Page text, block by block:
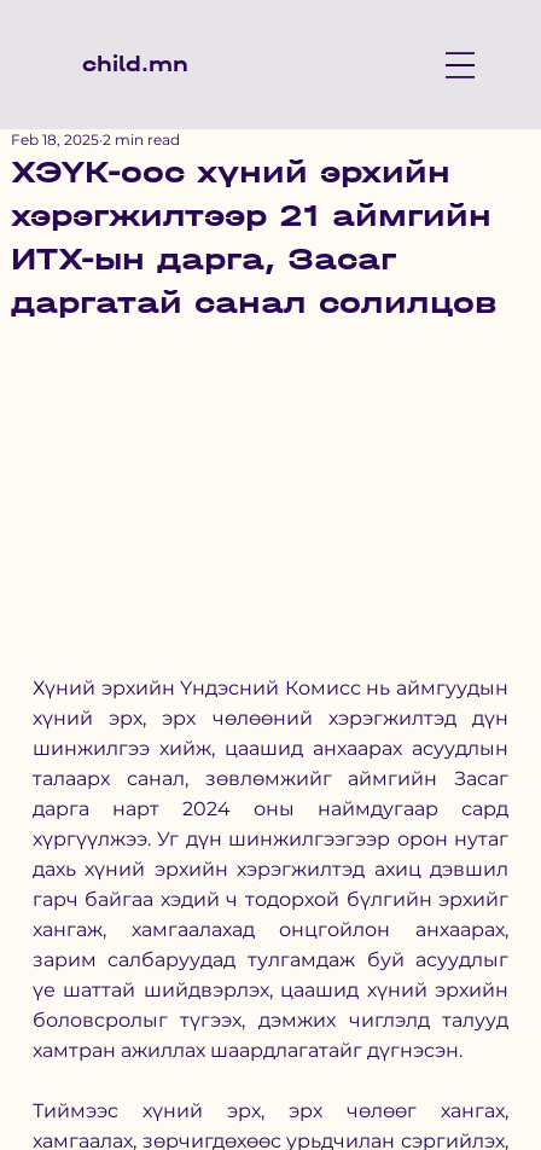
child.mn
ХЭҮК-оос хүний эрхийн
хэрэгжилтээр 21 аймгийн
ИТХ-ын дарга, Засаг
даргатай санал солилцов
Feb 18, 2025 2 min read
Хүний эрхийн Үндэсний Комисс нь аймгуудын
хүний эрх, эрх чөлөөний хэрэгжилтэд дүн
шинжилгээ хийж, цаашид анхаарах асуудлын
талаарх санал, зөвлөмжийг аймгийн Засаг
дарга нарт 2024 оны наймдугаар сард
хүргүүлжээ. Уг дүн шинжилгээгээр орон нутаг
дахь хүний эрхийн хэрэгжилтэд ахиц дэвшил
гарч байгаа хэдий ч тодорхой бүлгийн эрхийг
хангаж, хамгаалахад онцгойлон анхаарах,
зарим салбаруудад тулгамдаж буй асуудлыг
үе шаттай шийдвэрлэх, цаашид хүний эрхийн
боловсролыг түгээх, дэмжих чиглэлд талууд
хамтран ажиллах шаардлагатайг дүгнэсэн.
Тиймээс хүний эрх, эрх чөлөөг хангах,
хамгаалах, зөрчигдөхөөс урьдчилан сэргийлэх,